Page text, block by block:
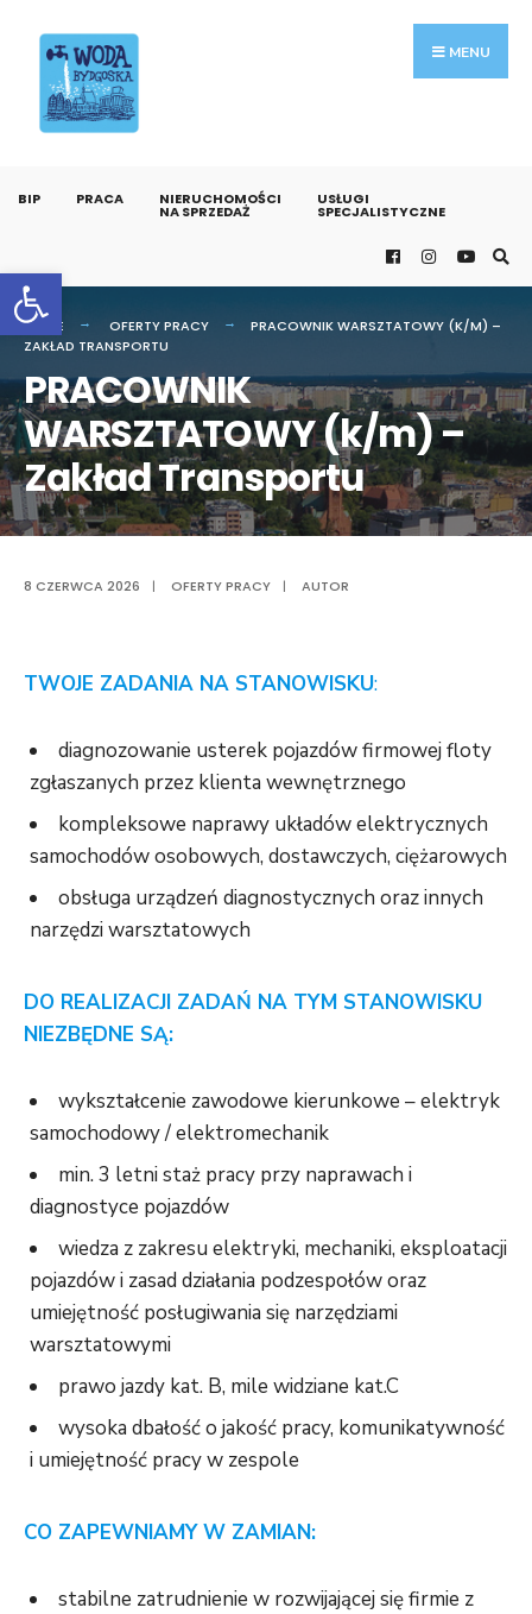
Otwórz pasek narzędzi
MENU
BIP PRACA NIERUCHOMOŚCI
NA SPRZEDAŻ
USŁUGI
SPECJALISTYCZNE
HOME OFERTY PRACY
PRACOWNIK WARSZTATOWY (K/M) –
ZAKŁAD TRANSPORTU
PRACOWNIK
WARSZTATOWY (k/m) –
Zakład Transportu
8 CZERWCA 2026 | OFERTY PRACY | AUTOR
TWOJE ZADANIA NA STANOWISKU:
diagnozowanie usterek pojazdów firmowej floty
zgłaszanych przez klienta wewnętrznego
kompleksowe naprawy układów elektrycznych
samochodów osobowych, dostawczych, ciężarowych
obsługa urządzeń diagnostycznych oraz innych
narzędzi warsztatowych
DO REALIZACJI ZADAŃ NA TYM STANOWISKU
NIEZBĘDNE SĄ:
wykształcenie zawodowe kierunkowe – elektryk
samochodowy / elektromechanik
min. 3 letni staż pracy przy naprawach i
diagnostyce pojazdów
wiedza z zakresu elektryki, mechaniki, eksploatacji
pojazdów i zasad działania podzespołów oraz
umiejętność posługiwania się narzędziami
warsztatowymi
prawo jazdy kat. B, mile widziane kat.C
wysoka dbałość o jakość pracy, komunikatywność
i umiejętność pracy w zespole
CO ZAPEWNIAMY W ZAMIAN:
stabilne zatrudnienie w rozwijającej się firmie z